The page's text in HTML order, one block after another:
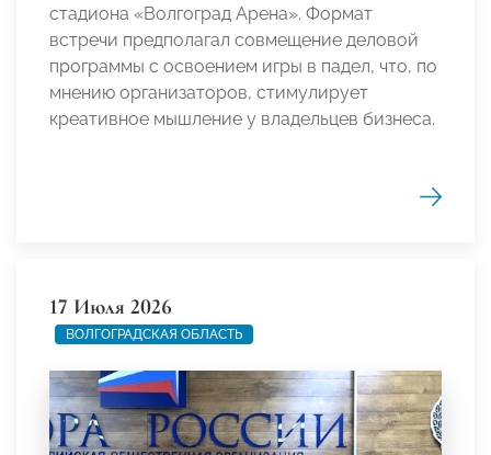
стадиона «Волгоград Арена». Формат
встречи предполагал совмещение деловой
программы с освоением игры в падел, что, по
мнению организаторов, стимулирует
креативное мышление у владельцев бизнеса.
17 Июля 2026
ВОЛГОГРАДСКАЯ ОБЛАСТЬ